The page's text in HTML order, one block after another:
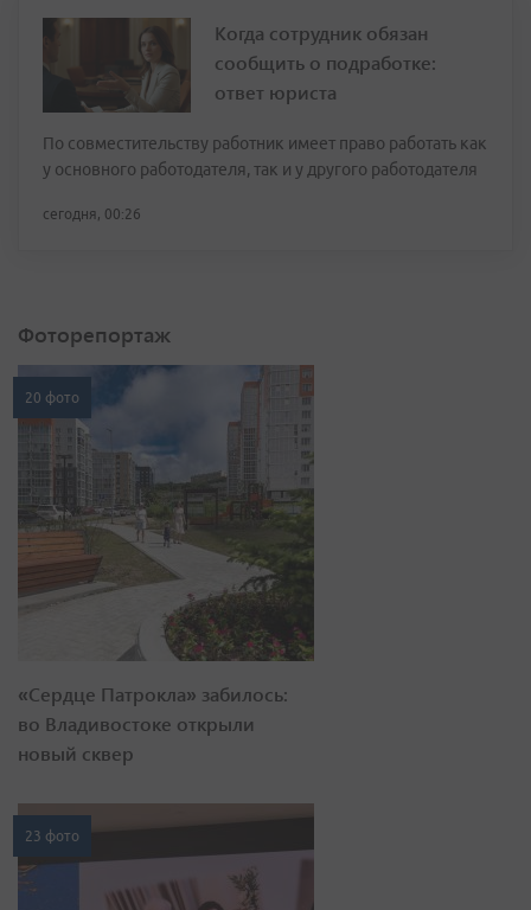
Когда сотрудник обязан
сообщить о подработке:
ответ юриста
По совместительству работник имеет право работать как
у основного работодателя, так и у другого работодателя
сегодня, 00:26
Фоторепортаж
20 фото
«Сердце Патрокла» забилось:
во Владивостоке открыли
новый сквер
23 фото